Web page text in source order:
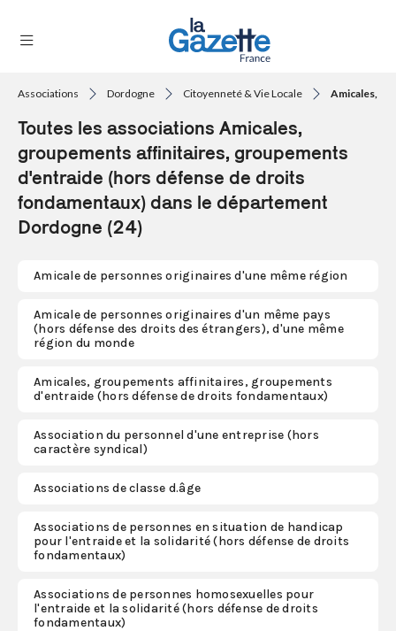
RÉGIONS
FORMATS
TENDANCES
LA
connecter
S'abonner
Associations Dordogne Citoyenneté & Vie Locale Amicales,
Toutes les associations Amicales,
groupements affinitaires, groupements
d'entraide (hors défense de droits
fondamentaux) dans le département
Dordogne (24)
Amicale de personnes originaires d'une même région
Amicale de personnes originaires d'un même pays
(hors défense des droits des étrangers), d'une même
région du monde
Amicales, groupements affinitaires, groupements
d'entraide (hors défense de droits fondamentaux)
Association du personnel d'une entreprise (hors
caractère syndical)
Associations de classe d.âge
Associations de personnes en situation de handicap
pour l'entraide et la solidarité (hors défense de droits
fondamentaux)
Associations de personnes homosexuelles pour
l'entraide et la solidarité (hors défense de droits
fondamentaux)